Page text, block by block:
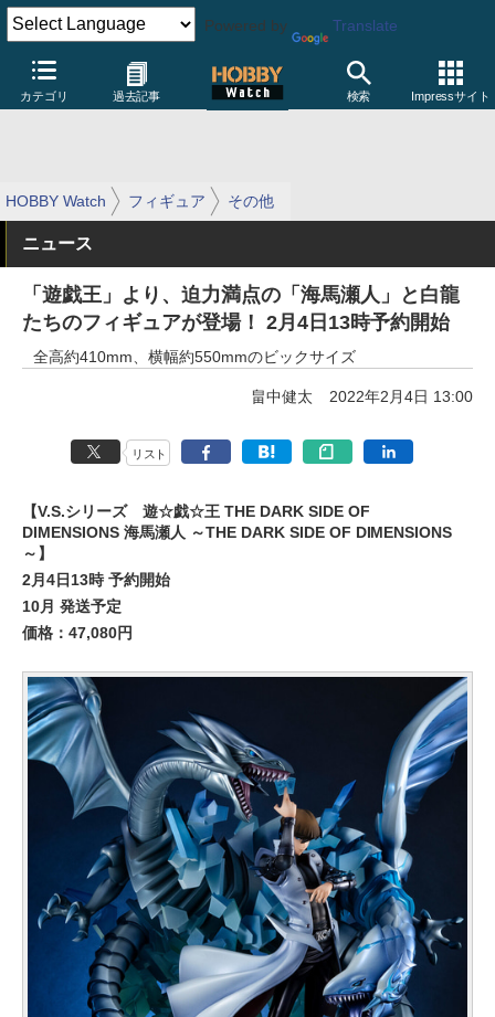
Powered by Translate
カテゴリ 過去記事 検索 Impressサイト
HOBBY Watch フィギュア その他
ニュース
「遊戯王」より、迫力満点の「海馬瀬人」と白龍
たちのフィギュアが登場！ 2月4日13時予約開始
全高約410mm、横幅約550mmのビックサイズ
畠中健太 2022年2月4日 13:00
リスト
【V.S.シリーズ 遊☆戯☆王 THE DARK SIDE OF
DIMENSIONS 海馬瀬人 ～THE DARK SIDE OF DIMENSIONS
～】
2月4日13時 予約開始
10月 発送予定
価格：47,080円